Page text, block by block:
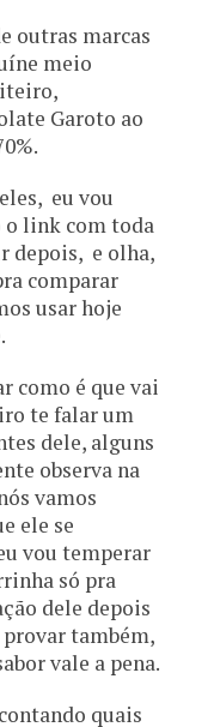
outras marcas
meio
Garoto ao
eu vou
o link com toda
depois, e olha,
comparar
usar hoje
como é que vai
te falar um
dele, alguns
observa na
vamos
ele se
vou temperar
só pra
dele depois
também,
vale a pena.
quais